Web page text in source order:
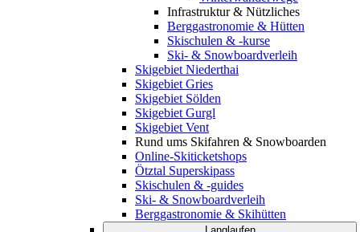
Infrastruktur & Nützliches
Berggastronomie & Hütten
Skischulen & -kurse
Ski- & Snowboardverleih
Skigebiet Niederthai
Skigebiet Gries
Skigebiet Sölden
Skigebiet Gurgl
Skigebiet Vent
Rund ums Skifahren & Snowboarden
Online-Skiticketshops
Ötztal Superskipass
Skischulen & -guides
Ski- & Snowboardverleih
Berggastronomie & Skihütten